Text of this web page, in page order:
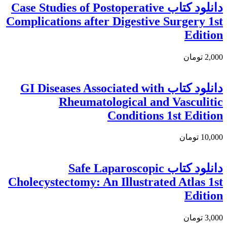
دانلود کتاب Case Studies of Postoperative
Complications after Digestive Surgery 1st
Edition
2,000 تومان
دانلود كتاب GI Diseases Associated with
Rheumatological and Vasculitic
Conditions 1st Edition
10,000 تومان
دانلود كتاب Safe Laparoscopic
Cholecystectomy: An Illustrated Atlas 1st
Edition
3,000 تومان